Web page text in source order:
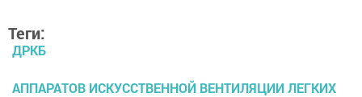
Теги:
ДРКБ
АППАРАТОВ ИСКУССТВЕННОЙ ВЕНТИЛЯЦИИ ЛЕГКИХ